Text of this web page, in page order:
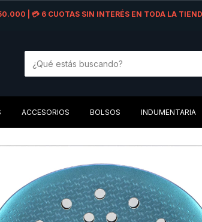
| 💳 6 CUOTAS SIN INTERÉS EN TODA LA
ACCESORIOS BOLSOS INDUMENTARIA